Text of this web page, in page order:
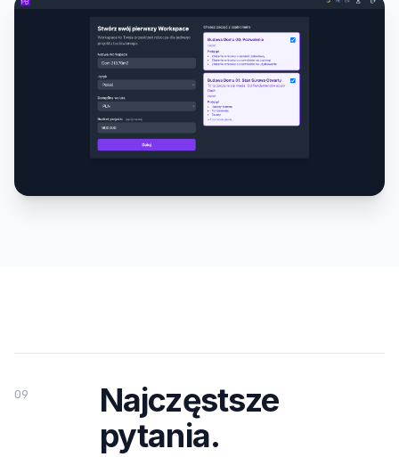
09
Najczęstsze
pytania.